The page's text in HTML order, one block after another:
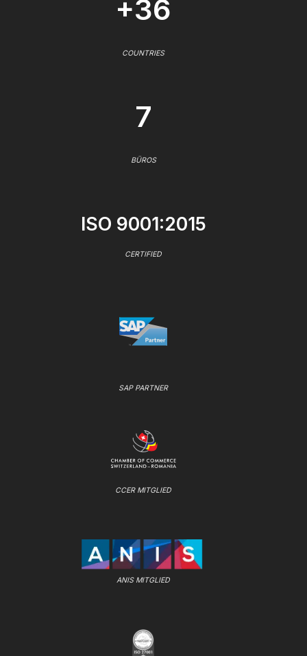
+36
COUNTRIES
7
BÜROS
ISO 9001:2015
CERTIFIED
SAP PARTNER
CCER MITGLIED
ANIS MITGLIED